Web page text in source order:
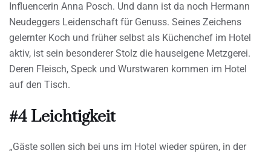
Influencerin Anna Posch. Und dann ist da noch Hermann
Neudeggers Leidenschaft für Genuss. Seines Zeichens
gelernter Koch und früher selbst als Küchenchef im Hotel
aktiv, ist sein besonderer Stolz die hauseigene Metzgerei.
Deren Fleisch, Speck und Wurstwaren kommen im Hotel
auf den Tisch.
#4 Leichtigkeit
„Gäste sollen sich bei uns im Hotel wieder spüren, in der